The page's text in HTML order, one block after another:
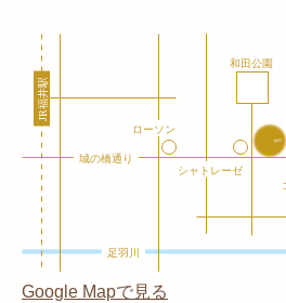
Google Mapで見る